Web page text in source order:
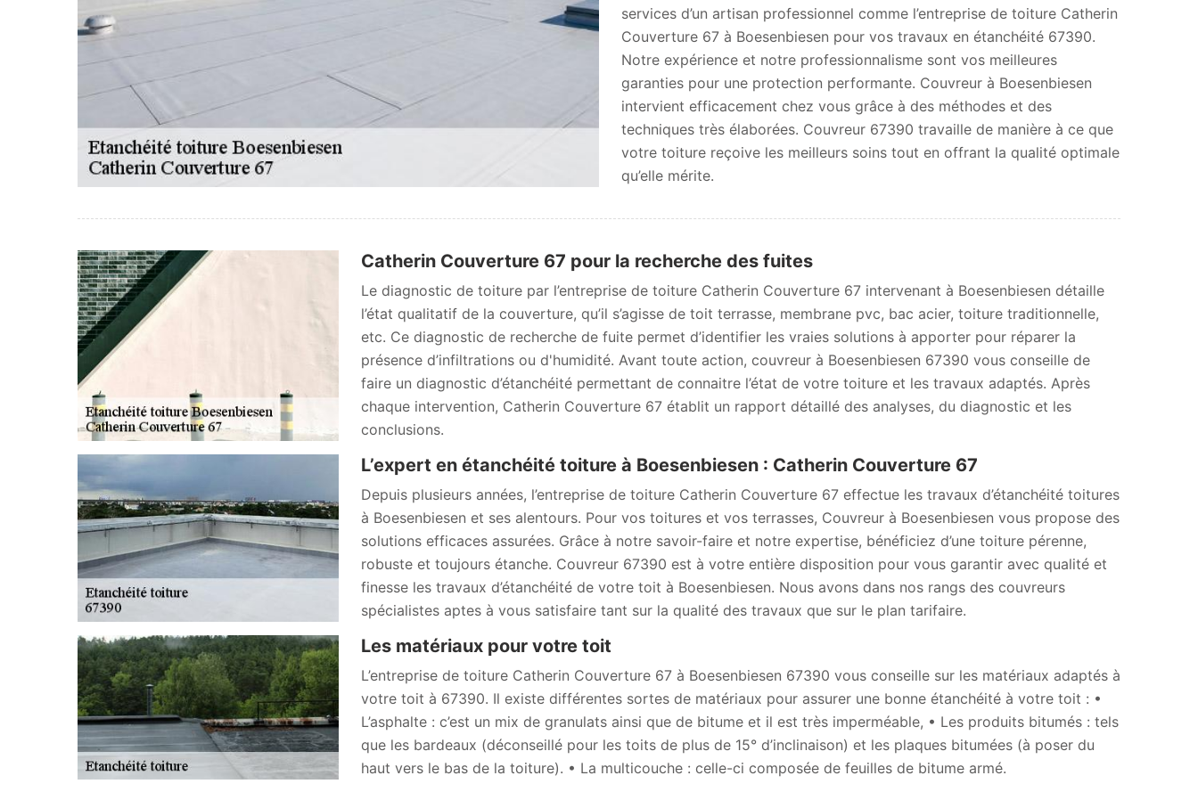
services d’un artisan professionnel comme l’entreprise de toiture Catherin
Couverture 67 à Boesenbiesen pour vos travaux en étanchéité 67390.
Notre expérience et notre professionnalisme sont vos meilleures
garanties pour une protection performante. Couvreur à Boesenbiesen
intervient efficacement chez vous grâce à des méthodes et des
techniques très élaborées. Couvreur 67390 travaille de manière à ce que
votre toiture reçoive les meilleurs soins tout en offrant la qualité optimale
qu’elle mérite.
Catherin Couverture 67 pour la recherche des fuites
Le diagnostic de toiture par l’entreprise de toiture Catherin Couverture 67 intervenant à Boesenbiesen détaille
l’état qualitatif de la couverture, qu’il s’agisse de toit terrasse, membrane pvc, bac acier, toiture traditionnelle,
etc. Ce diagnostic de recherche de fuite permet d’identifier les vraies solutions à apporter pour réparer la
présence d’infiltrations ou d'humidité. Avant toute action, couvreur à Boesenbiesen 67390 vous conseille de
faire un diagnostic d’étanchéité permettant de connaitre l’état de votre toiture et les travaux adaptés. Après
chaque intervention, Catherin Couverture 67 établit un rapport détaillé des analyses, du diagnostic et les
conclusions.
L’expert en étanchéité toiture à Boesenbiesen : Catherin Couverture 67
Depuis plusieurs années, l’entreprise de toiture Catherin Couverture 67 effectue les travaux d’étanchéité toitures
à Boesenbiesen et ses alentours. Pour vos toitures et vos terrasses, Couvreur à Boesenbiesen vous propose des
solutions efficaces assurées. Grâce à notre savoir-faire et notre expertise, bénéficiez d’une toiture pérenne,
robuste et toujours étanche. Couvreur 67390 est à votre entière disposition pour vous garantir avec qualité et
finesse les travaux d’étanchéité de votre toit à Boesenbiesen. Nous avons dans nos rangs des couvreurs
spécialistes aptes à vous satisfaire tant sur la qualité des travaux que sur le plan tarifaire.
Les matériaux pour votre toit
L’entreprise de toiture Catherin Couverture 67 à Boesenbiesen 67390 vous conseille sur les matériaux adaptés à
votre toit à 67390. Il existe différentes sortes de matériaux pour assurer une bonne étanchéité à votre toit : •
L’asphalte : c’est un mix de granulats ainsi que de bitume et il est très imperméable, • Les produits bitumés : tels
que les bardeaux (déconseillé pour les toits de plus de 15° d’inclinaison) et les plaques bitumées (à poser du
haut vers le bas de la toiture). • La multicouche : celle-ci composée de feuilles de bitume armé.